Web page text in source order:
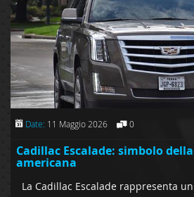
Date: 11 Maggio 2026 0
Cadillac Escalade: simbolo
americana
La Cadillac Escalade rappresenta